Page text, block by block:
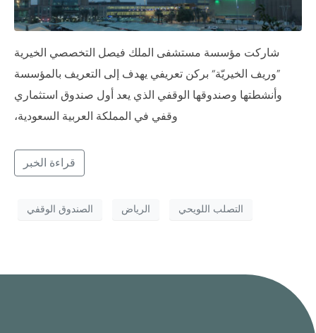
شاركت مؤسسة مستشفى الملك فيصل التخصصي الخيرية
”وريف الخيريّة“ بركن تعريفي يهدف إلى التعريف بالمؤسسة
وأنشطتها وصندوقها الوقفي الذي يعد أول صندوق استثماري
وقفي في المملكة العربية السعودية،
قراءة الخبر
التصلب اللويحي الرياض الصندوق الوقفي